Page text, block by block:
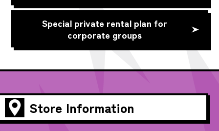
Special private rental plan for
corporate groups
Store Information